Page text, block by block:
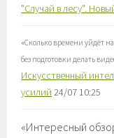
"Случай в лесу".
«Сколько времени уйдёт
без подготовки делать
Искусственный
усилий 24/07 10:25
«Интересный